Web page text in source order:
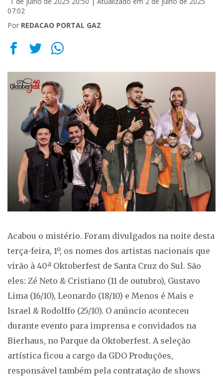
07:02
Por REDACAO PORTAL GAZ
Acabou o mistério. Foram divulgados na noite desta
terça-feira, 1º, os nomes dos artistas nacionais que
virão à 40ª Oktoberfest de Santa Cruz do Sul. São
eles: Zé Neto & Cristiano (11 de outubro), Gustavo
Lima (16/10), Leonardo (18/10) e Menos é Mais e
Israel & Rodolffo (25/10). O anúncio aconteceu
durante evento para imprensa e convidados na
Bierhaus, no Parque da Oktoberfest. A seleção
artística ficou a cargo da GDO Produções,
responsável também pela contratação de shows